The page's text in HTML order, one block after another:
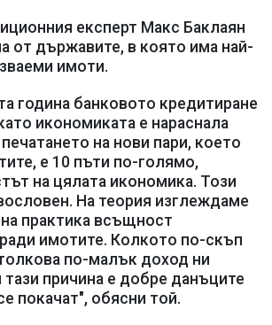
експерт Макс Баклаян
от държавите, в която има най-
имоти.
година банковото кредитиране
икономиката е нараснала
печатането на нови пари, което
е 10 пъти по-голямо,
на цялата икономика. Този
На теория изглеждаме
практика всъщност
имотите. Колкото по-скъп
по-малък доход ни
причина е добре данъците
покачат", обясни той.